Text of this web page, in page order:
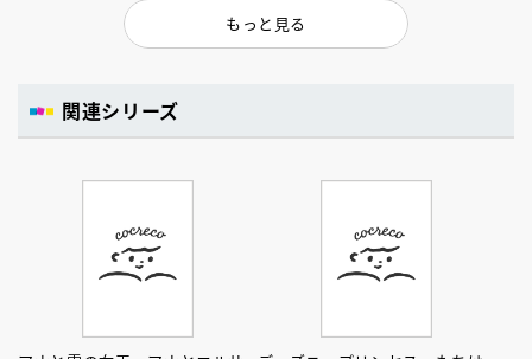
もっと見る
関連シリーズ